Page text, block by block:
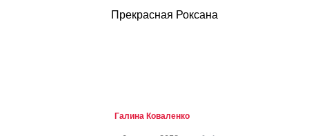
Прекрасная Роксана
Галина Коваленко